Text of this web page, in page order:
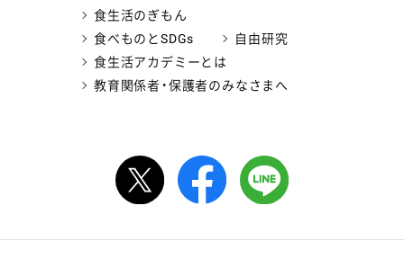
食生活のぎもん
食べものとSDGs
自由研究
食生活アカデミーとは
教育関係者・保護者のみなさまへ